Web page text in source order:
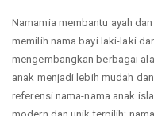
Namamia membantu ayah
memilih nama bayi laki-laki
mengembangkan berbagai
anak menjadi lebih mudah
referensi nama-nama anak